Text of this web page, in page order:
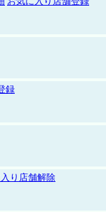
録
り店舗解除